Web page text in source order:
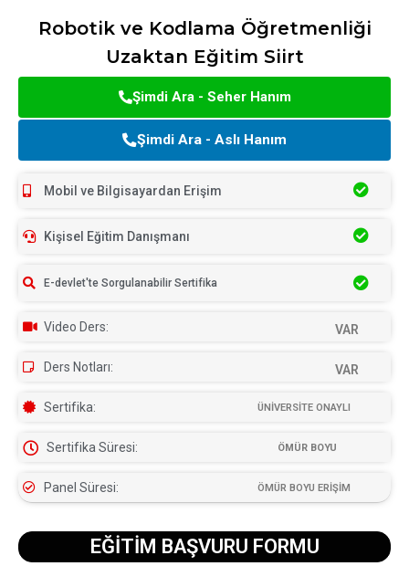
Robotik ve Kodlama Öğretmenliği
Uzaktan Eğitim Siirt
Şimdi Ara - Seher Hanım
Şimdi Ara - Aslı Hanım
Mobil ve Bilgisayardan Erişim
Kişisel Eğitim Danışmanı
E-devlet'te Sorgulanabilir Sertifika
Video Ders: VAR
Ders Notları: VAR
Sertifika: ÜNİVERSİTE ONAYLI
Sertifika Süresi: ÖMÜR BOYU
Panel Süresi: ÖMÜR BOYU ERİŞİM
EĞİTİM BAŞVURU FORMU​